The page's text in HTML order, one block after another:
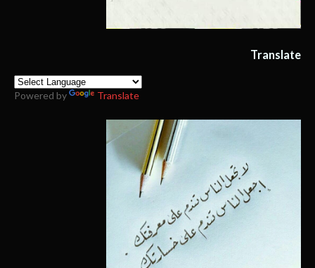
Translate
Powered by Translate